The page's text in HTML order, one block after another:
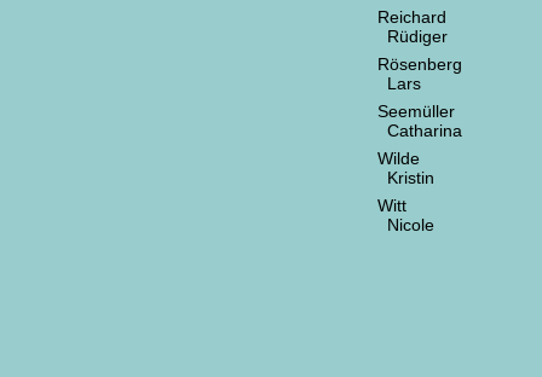
Reichard
Rüdiger
Rösenberg
Lars
Seemüller
Catharina
Wilde
Kristin
Witt
Nicole